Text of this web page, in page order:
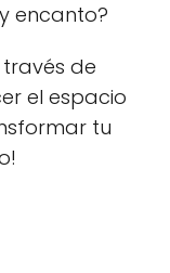
encanto?
de
el espacio
tu